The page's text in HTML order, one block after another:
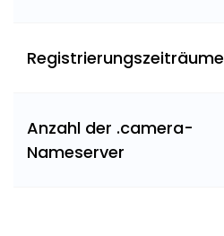
Registrierungszeiträume
Anzahl der .camera-
Nameserver